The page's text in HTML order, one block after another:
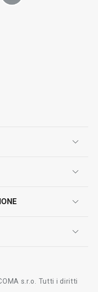
s.r.o. Tutti i diritti